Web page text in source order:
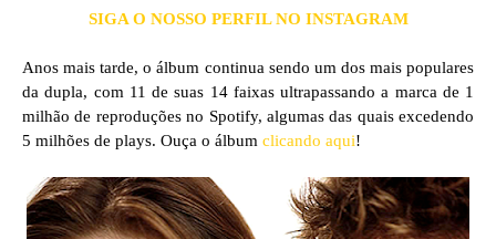
SIGA O NOSSO PERFIL NO INSTAGRAM
Anos mais tarde, o álbum continua sendo um dos mais populares
da dupla, com 11 de suas 14 faixas ultrapassando a marca de 1
milhão de reproduções no Spotify, algumas das quais excedendo
5 milhões de plays. Ouça o álbum clicando aqui!